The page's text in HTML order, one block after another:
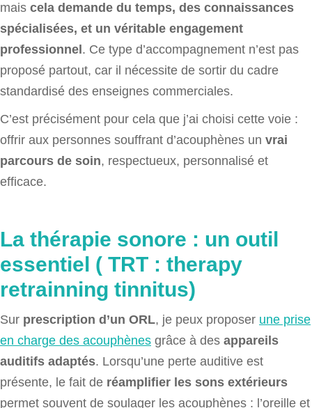
mais cela demande du temps, des connaissances
spécialisées, et un véritable engagement
professionnel . Ce type d’accompagnement n’est pas
proposé partout, car il nécessite de sortir du cadre
standardisé des enseignes commerciales.
C’est précisément pour cela que j’ai choisi cette voie :
offrir aux personnes souffrant d’acouphènes un vrai
parcours de soin, respectueux, personnalisé et
efficace.
La thérapie sonore : un outil
essentiel ( TRT : therapy
retrainning tinnitus)
Sur prescription d’un ORL, je peux proposer une prise
en charge des acouphènes grâce à des appareils
auditifs adaptés. Lorsqu’une perte auditive est
présente, le fait de réamplifier les sons extérieurs
permet souvent de soulager les acouphènes : l’oreille et